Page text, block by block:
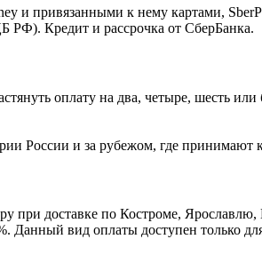
и привязанными к нему картами,
Кредит и рассрочка от СберБанка.
оплату на два, четыре, шесть
России и за рубежом, где принимают
при доставке по Костроме,
Данный вид оплаты доступен только